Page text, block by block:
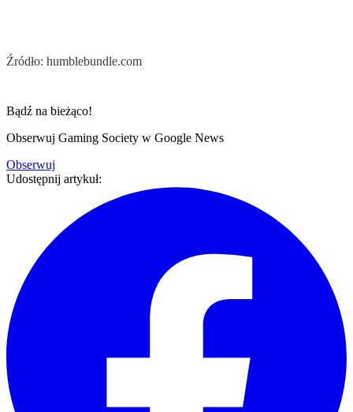
Źródło: humblebundle.com
Bądź na bieżąco!
Obserwuj Gaming Society w Google News
Obserwuj
Udostępnij artykuł: